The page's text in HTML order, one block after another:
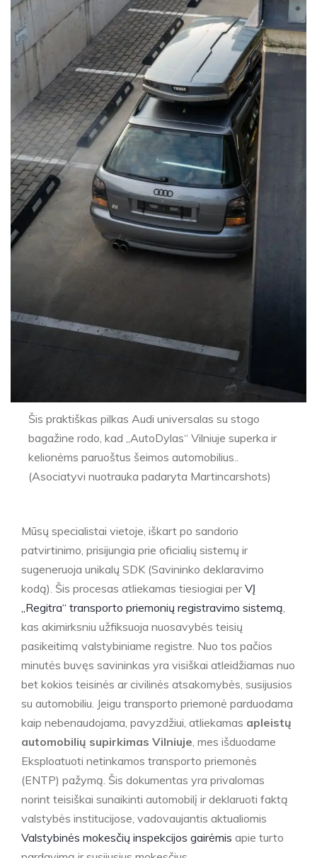
Mūsų specialistai vietoje, iškart po sandorio
patvirtinimo, prisijungia prie oficialių sistemų ir
sugeneruoja unikalų SDK (Savininko deklaravimo
kodą). Šis procesas atliekamas tiesiogiai perVĮ
„Regitra“ transporto priemonių registravimo sistemą,
kas akimirksniu užfiksuoja nuosavybės teisių
pasikeitimą valstybiniame registre. Nuo tos pačios
minutės buvęs savininkas yra visiškai atleidžiamas nuo
bet kokios teisinės ar civilinės atsakomybės, susijusios
su automobiliu. Jeigu transporto priemonė parduodama
kaip nebenaudojama, pavyzdžiui, atliekamas apleistų
automobilių supirkimas Vilniuje, mes išduodame
Eksploatuoti netinkamos transporto priemonės
(ENTP) pažymą. Šis dokumentas yra privalomas
norint teisiškai sunaikinti automobilį ir deklaruoti faktą
valstybės institucijose, vadovaujantis aktualiomis
Valstybinės mokesčių inspekcijos gairėmis apie turto
Šis praktiškas pilkas Audi universalas su stogo
bagažine rodo, kad „AutoDylas“ Vilniuje superka ir
kelionėms paruoštus šeimos automobilius..
(Asociatyvi nuotrauka padaryta Martincarshots)